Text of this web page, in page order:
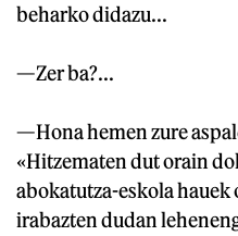
beharko didazu...
—Zer ba?...
—Hona hemen zure
«Hitzematen dut orain
abokatutza-eskola
irabazten dudan